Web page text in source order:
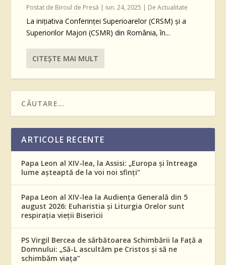
Postat de Biroul de Presă | iun. 24, 2025 | De Actualitate
La inițiativa Conferinței Superioarelor (CRSM) și a
Superiorilor Majori (CSMR) din România, în...
CITEŞTE MAI MULT
ARTICOLE RECENTE
Papa Leon al XIV-lea, la Assisi: „Europa și întreaga
lume așteaptă de la voi noi sfinți”
Papa Leon al XIV-lea la Audiența Generală din 5
august 2026: Euharistia și Liturgia Orelor sunt
respirația vieții Bisericii
PS Virgil Bercea de sărbătoarea Schimbării la Față a
Domnului: „Să-L ascultăm pe Cristos și să ne
schimbăm viața”